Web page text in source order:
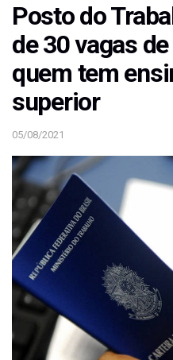
Posto do
de 30 vagas
quem tem
superior
05/08/2021